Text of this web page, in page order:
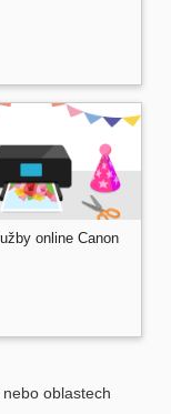
onlineCanon
oblastech